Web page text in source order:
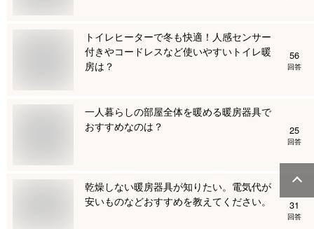
トイレヒーターで冬も快適！人感センサー
付きやコードレスなど使いやすいトイレ暖
房は？
56
回答
一人暮らしの部屋全体を暖める暖房器具で
おすすめなのは？
25
回答
乾燥しない暖房器具が知りたい。電気代が
安いものなどおすすめを教えてください。
31
回答